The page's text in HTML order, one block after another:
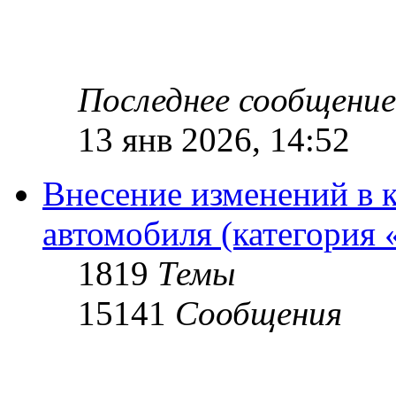
Последнее сообщение
13 янв 2026, 14:52
Внесение изменений в
автомобиля (категория
1819 Темы
15141 Сообщения